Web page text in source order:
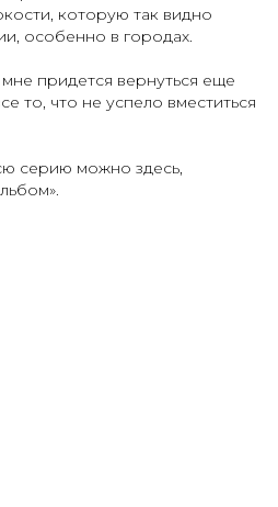
которую так видно
особенно в городах.
придется вернуться еще
то, что не успело вместиться
серию можно здесь,